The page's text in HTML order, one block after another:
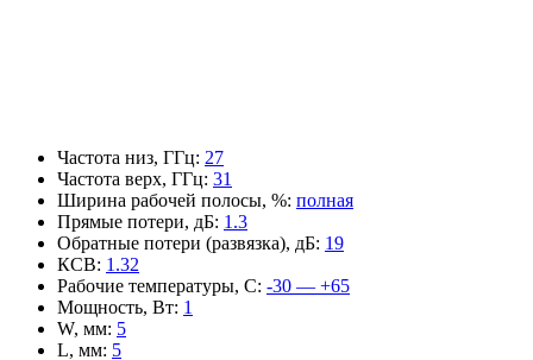
Частота низ, ГГц: 27
Частота верх, ГГц: 31
Ширина рабочей полосы, %: полная
Прямые потери, дБ: 1.3
Обратные потери (развязка), дБ: 19
КСВ: 1.32
Рабочие температуры, С: -30 — +65
Мощность, Вт: 1
W, мм: 5
L, мм: 5